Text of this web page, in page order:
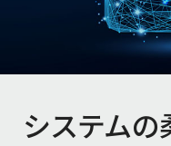
システム